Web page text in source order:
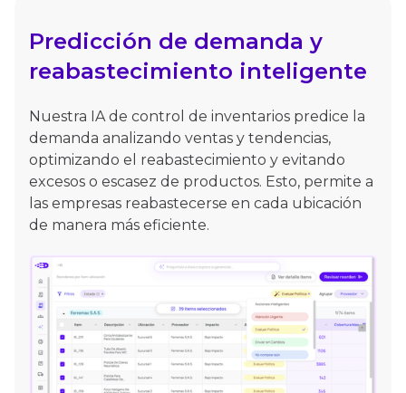
Predicción de demanda y
reabastecimiento inteligente
Nuestra IA de control de inventarios predice la
demanda analizando ventas y tendencias,
optimizando el reabastecimiento y evitando
excesos o escasez de productos. Esto, permite a
las empresas reabastecerse en cada ubicación
de manera más eficiente.